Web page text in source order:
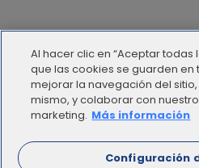
© 2012 - 2025 | Workana
Al hacer clic en “Aceptar todas
que las cookies se guarden en
mejorar la navegación del
mismo, y colaborar con
marketing. Más información
Configuración